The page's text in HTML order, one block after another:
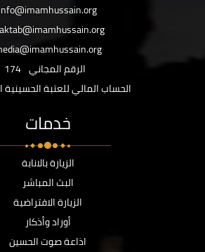
info@imamhussain.org
الرقم المجاني 174
الحساب المالي للعتبة
خدمات
الزيارة بالانابة
البث المباشر
الزيارة الافتراضية
أوراد وأذكار
اذاعة صوت الحسين